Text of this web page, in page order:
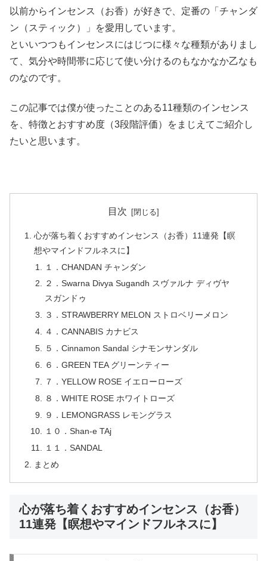
以前からインセンス（お香）が好きで、定番の「チャンダ
ン（スティック）」を愛用しています。
といいつつもインセンスにはじつに様々な種類がありまし
て、気分や時間帯に応じて使い分けるのもなかなか乙なも
のなのです。
この記事では僕が使ったことのある11種類のインセンス
を、特徴とおすすめ度（3段階評価）をまじえてご紹介し
たいと思います。
目次
心が落ち着くおすすめインセンス（お香）11連発【瞑
想やマインドフルネスに】
１．CHANDAN チャンダン
２．Swarna Divya Sugandh スヴァルナ ディヴヤ
スガンドゥ
３．STRAWBERRY MELON ストロベリーメロン
４．CANNABIS カナビス
５．Cinnamon Sandal シナモンサンダル
６．GREEN TEA グリーンティー
７．YELLOW ROSE イエローローズ
８．WHITE ROSE ホワイトローズ
９．LEMONGRASS レモングラス
１０．Shan-e TAj
１１．SANDAL
まとめ
心が落ち着くおすすめインセンス（お香）
11連発【瞑想やマインドフルネスに】